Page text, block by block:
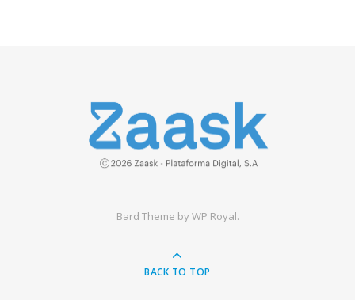
Bard Theme byWP Royal.
BACK TO TOP